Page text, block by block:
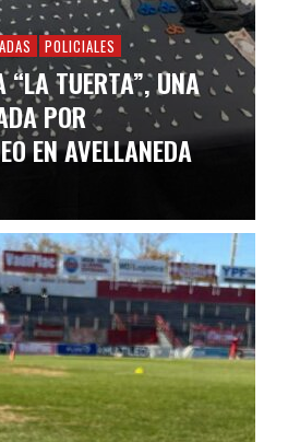
POLICIALES
“LA TUERTA”, UNA
POR
EN AVELLANEDA